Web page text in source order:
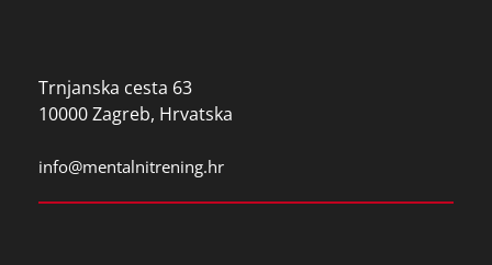
Trnjanska cesta 63
10000 Zagreb, Hrvatska
info@mentalnitrening.hr